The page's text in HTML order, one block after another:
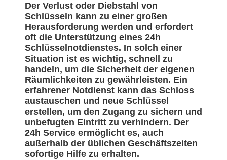
Der Verlust oder Diebstahl von
Schlüsseln kann zu einer großen
Herausforderung werden und erfordert
oft die Unterstützung eines 24h
Schlüsselnotdienstes. In solch einer
Situation ist es wichtig, schnell zu
handeln, um die Sicherheit der eigenen
Räumlichkeiten zu gewährleisten. Ein
erfahrener Notdienst kann das Schloss
austauschen und neue Schlüssel
erstellen, um den Zugang zu sichern und
unbefugten Eintritt zu verhindern. Der
24h Service ermöglicht es, auch
außerhalb der üblichen Geschäftszeiten
sofortige Hilfe zu erhalten.